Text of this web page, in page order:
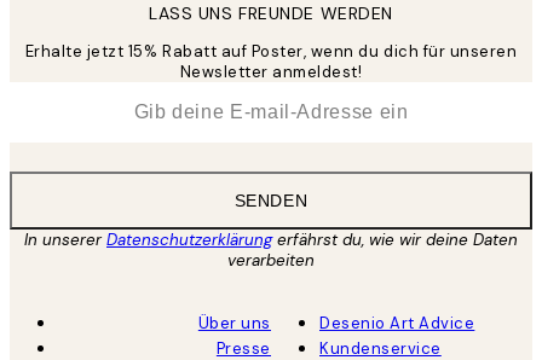
LASS UNS FREUNDE WERDEN
Erhalte jetzt 15% Rabatt auf Poster, wenn du dich für unseren
Newsletter anmeldest!
SENDEN
In unsererDatenschutzerklärungerfährst du, wie wir deine Daten
verarbeiten
Über uns
Presse
Desenio Art Advice
Kundenservice